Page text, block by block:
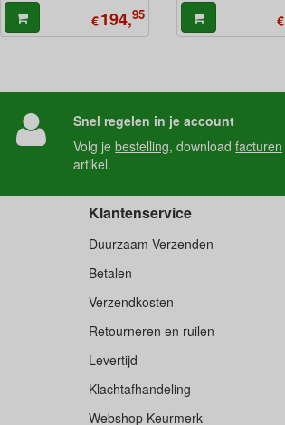
€194,95 €
Snel regelen in je account
Volg jebestelling, downloadfacturen
artikel.
Klantenservice
Duurzaam Verzenden
Betalen
Verzendkosten
Retourneren en ruilen
Levertijd
Klachtafhandeling
Webshop Keurmerk